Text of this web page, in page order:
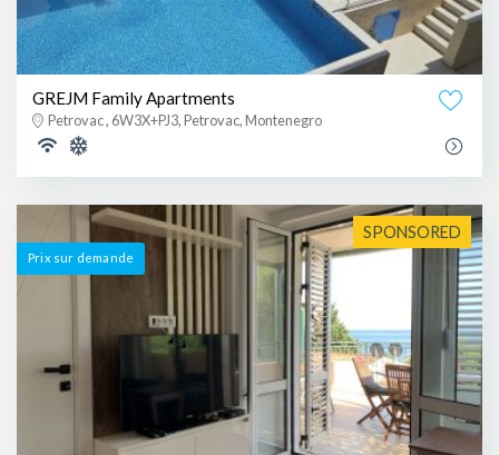
GREJM Family Apartments
Petrovac , 6W3X+PJ3, Petrovac, Montenegro
SPONSORED
Prix ​​sur demande